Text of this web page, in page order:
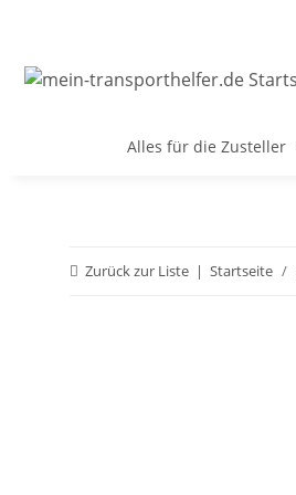
Alles für die Zusteller
Zurück zur Liste Startseite